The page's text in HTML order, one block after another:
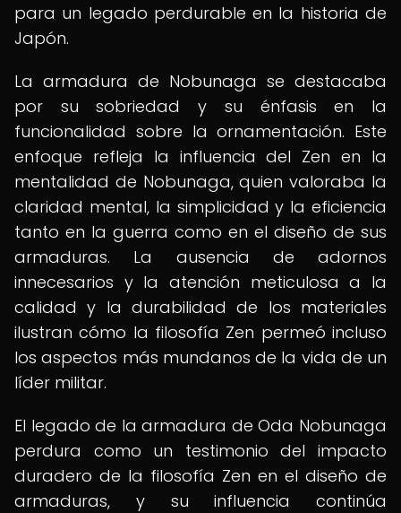
para un legado perdurable en la historia de
Japón.
La armadura de Nobunaga se destacaba
por su sobriedad y su énfasis en la
funcionalidad sobre la ornamentación. Este
enfoque refleja la influencia del Zen en la
mentalidad de Nobunaga, quien valoraba la
claridad mental, la simplicidad y la eficiencia
tanto en la guerra como en el diseño de sus
armaduras. La ausencia de adornos
innecesarios y la atención meticulosa a la
calidad y la durabilidad de los materiales
ilustran cómo la filosofía Zen permeó incluso
los aspectos más mundanos de la vida de un
líder militar.
El legado de la armadura de Oda Nobunaga
perdura como un testimonio del impacto
duradero de la filosofía Zen en el diseño de
armaduras, y su influencia continúa